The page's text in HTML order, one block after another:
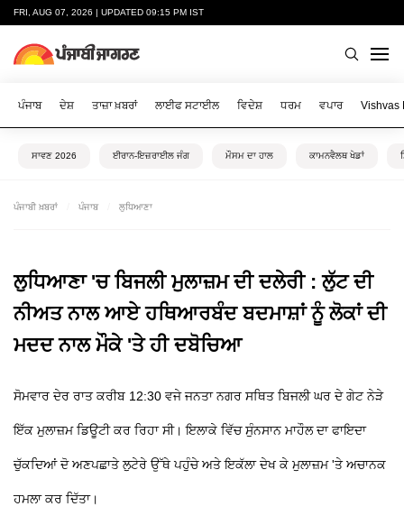
FRI, AUG 07, 2026 | UPDATED 09:15 PM IST
ਪੰਜਾਬ ਦੇਸ਼ ਤਾਜ਼ਾ ਖ਼ਬਰਾਂ ਲਾਈਫ ਸਟਾਈਲ ਵਿਦੇਸ਼ ਧਰਮ ਵਪਾਰ Vishvas
ਸਾਵਣ 2026 ਈਰਾਨ-ਇਜ਼ਰਾਈਲ ਜੰਗ ਮੌਸਮ ਦਾ ਹਾਲ ਕਾਮਨਵੈਲਥ ਖੇਡਾਂ
ਪੰਜਾਬੀ ਖ਼ਬਰਾਂ ਪੰਜਾਬ ਲੁਧਿਆਣਾ
ਲੁਧਿਆਣਾ 'ਚ ਬਿਜਲੀ ਮੁਲਾਜ਼ਮ ਦੀ ਦਲੇਰੀ : ਲੁੱਟ ਦੀ
ਨੀਅਤ ਨਾਲ ਆਏ ਹਥਿਆਰਬੰਦ ਬਦਮਾਸ਼ਾਂ ਨੂੰ ਲੋਕਾਂ ਦੀ
ਮਦਦ ਨਾਲ ਮੌਕੇ 'ਤੇ ਹੀ ਦਬੋਚਿਆ
ਸੋਮਵਾਰ ਦੇਰ ਰਾਤ ਕਰੀਬ 12:30 ਵਜੇ ਜਨਤਾ ਨਗਰ ਸਥਿਤ ਬਿਜਲੀ ਘਰ ਦੇ ਗੇਟ ਨੇੜੇ
ਇੱਕ ਮੁਲਾਜ਼ਮ ਡਿਊਟੀ ਕਰ ਰਿਹਾ ਸੀ। ਇਲਾਕੇ ਵਿੱਚ ਸੁੰਨਸਾਨ ਮਾਹੌਲ ਦਾ ਫਾਇਦਾ
ਚੁੱਕਦਿਆਂ ਦੋ ਅਣਪਛਾਤੇ ਲੁਟੇਰੇ ਉੱਥੇ ਪਹੁੰਚੇ ਅਤੇ ਇਕੱਲਾ ਦੇਖ ਕੇ ਮੁਲਾਜ਼ਮ 'ਤੇ ਅਚਾਨਕ
ਹਮਲਾ ਕਰ ਦਿੱਤਾ।